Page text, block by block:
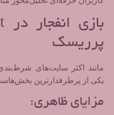
پرریسک
مانند اکثر سایت‌های
یکی از پرطرفدارترین
مزایای ظاهری: